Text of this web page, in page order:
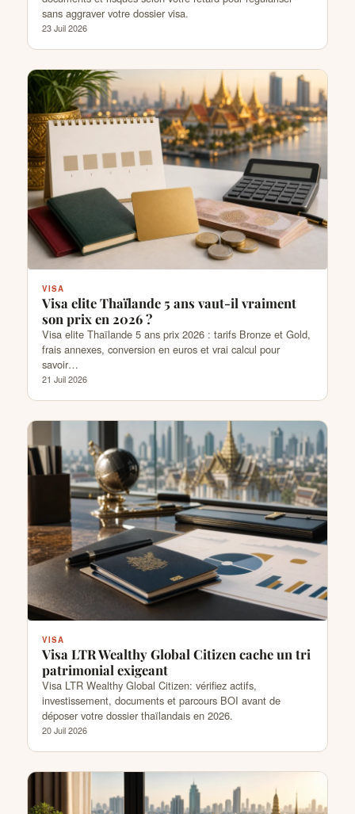
sans aggraver votre dossier visa.
23 Juil 2026
VISA
Visa elite Thaïlande 5 ans vaut-il vraiment
son prix en 2026 ?
Visa elite Thaïlande 5 ans prix 2026 : tarifs Bronze et Gold,
frais annexes, conversion en euros et vrai calcul pour
savoir…
21 Juil 2026
VISA
Visa LTR Wealthy Global Citizen cache un tri
patrimonial exigeant
Visa LTR Wealthy Global Citizen: vérifiez actifs,
investissement, documents et parcours BOI avant de
déposer votre dossier thaïlandais en 2026.
20 Juil 2026